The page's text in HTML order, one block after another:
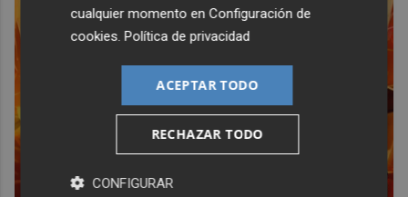
cualquier momento enConfiguración de
cookies .Política de privacidad
ACEPTAR TODO
RECHAZAR TODO
CONFIGURAR